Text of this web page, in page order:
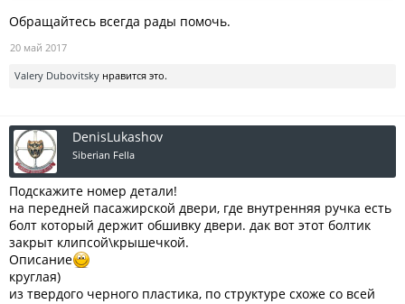
Обращайтесь всегда рады помочь.
20 май 2017
Valery Dubovitsky нравится это.
DenisLukashov
Siberian Fella
Подскажите номер детали!
на передней пасажирской двери, где внутренняя ручка есть
болт который держит обшивку двери. дак вот этот болтик
закрыт клипсой\крышечкой.
Описание
круглая)
из твердого черного пластика, по структуре схоже со всей